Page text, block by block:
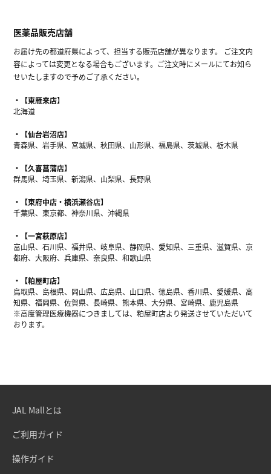
医薬品販売店舗
お届け先の都道府県によって、担当する販売店舗が異なります。 ご注文内
容によっては変更となる場合もございます。ご注文時にメールにてお知ら
せいたしますので予めご了承ください。
【東雁来店】
北海道
【仙台岩沼店】
青森県、岩手県、宮城県、秋田県、山形県、福島県、茨城県、栃木県
【久喜菖蒲店】
群馬県、埼玉県、新潟県、山梨県、長野県
【東府中店・横浜瀬谷店】
千葉県、東京都、神奈川県、沖縄県
【一宮萩原店】
富山県、石川県、福井県、岐阜県、静岡県、愛知県、三重県、滋賀県、京
都府、大阪府、兵庫県、奈良県、和歌山県
【粕屋町店】
鳥取県、島根県、岡山県、広島県、山口県、徳島県、香川県、愛媛県、高
知県、福岡県、佐賀県、長崎県、熊本県、大分県、宮崎県、鹿児島県
※高度管理医療機器につきましては、粕屋町店より発送させていただいて
おります。
JAL Mallとは
ご利用ガイド
操作ガイド